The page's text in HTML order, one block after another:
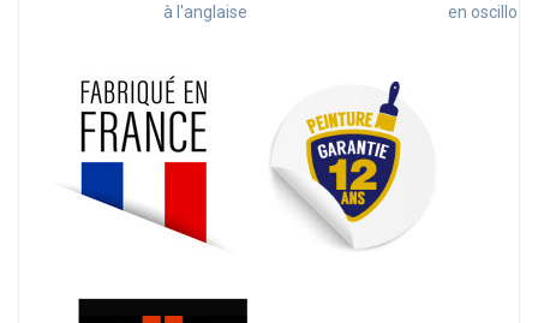
à l'anglaise en oscillo-